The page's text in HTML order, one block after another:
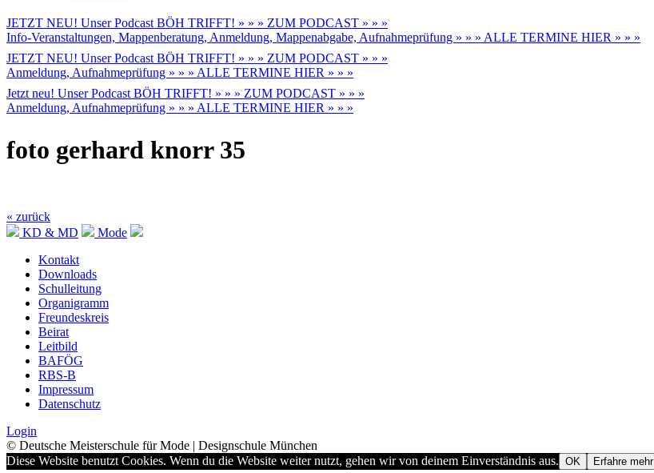
JETZT NEU! Unser Podcast BÖH TRIFFT! » » » ZUM PODCAST » » »
Info-Veranstaltungen, Mappenberatung, Anmeldung, Mappenabgabe, Aufnahmeprüfung » » » ALLE TERMINE HIER » » »
JETZT NEU! Unser Podcast BÖH TRIFFT! » » » ZUM PODCAST » » »
Anmeldung, Aufnahmeprüfung » » » ALLE TERMINE HIER » » »
Jetzt neu! Unser Podcast BÖH TRIFFT! » » » ZUM PODCAST » » »
Anmeldung, Aufnahmeprüfung » » » ALLE TERMINE HIER » » »
foto gerhard knorr 35
« zurück
KD & MD
Mode
Kontakt
Downloads
Schulleitung
Organigramm
Freundeskreis
Beirat
Leitbild
BAFÖG
RBS-B
Impressum
Datenschutz
Login
© Deutsche Meisterschule für Mode | Designschule München
Diese Website benutzt Cookies. Wenn du die Website weiter nutzt, gehen wir von deinem Einverständnis aus. OK Erfahre mehr